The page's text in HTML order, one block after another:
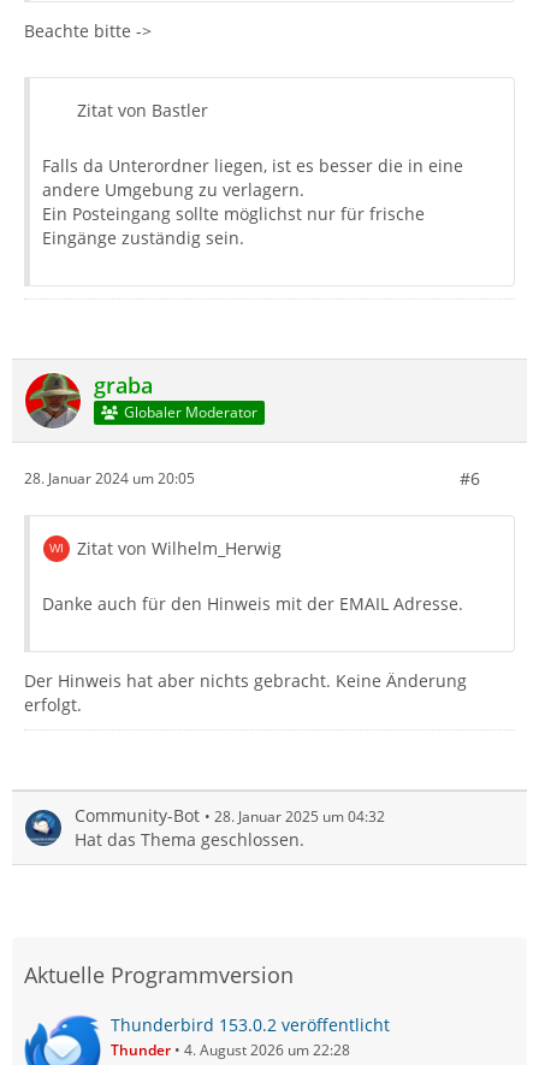
Beachte bitte ->
Zitat von Bastler
Falls da Unterordner liegen, ist es besser die in eine
andere Umgebung zu verlagern.
Ein Posteingang sollte möglichst nur für frische
Eingänge zuständig sein.
graba
Globaler Moderator
28. Januar 2024 um 20:05 #6
Zitat von Wilhelm_Herwig
Danke auch für den Hinweis mit der EMAIL Adresse.
Der Hinweis hat aber nichts gebracht. Keine Änderung
erfolgt.
Community-Bot 28. Januar 2025 um 04:32
Hat das Thema geschlossen.
Aktuelle Programmversion
Thunderbird 153.0.2 veröffentlicht
Thunder 4. August 2026 um 22:28